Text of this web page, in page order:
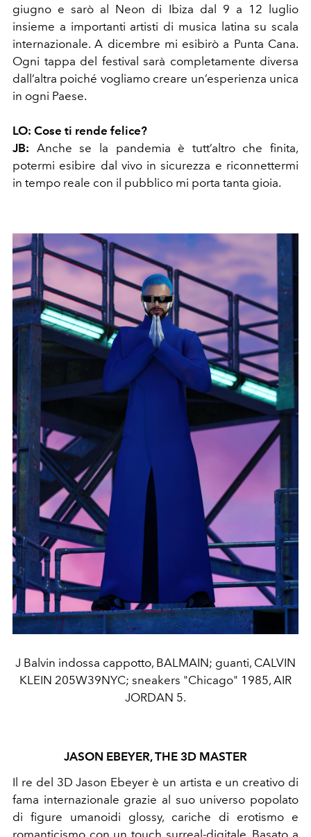
giugno e sarò al Neon di Ibiza dal 9 a 12 luglio
insieme a importanti artisti di musica latina su scala
internazionale. A dicembre mi esibirò a Punta Cana.
Ogni tappa del festival sarà completamente diversa
dall’altra poiché vogliamo creare un’esperienza unica
in ogni Paese.
LO: Cose ti rende felice?
JB: Anche se la pandemia è tutt’altro che finita,
potermi esibire dal vivo in sicurezza e riconnettermi
in tempo reale con il pubblico mi porta tanta gioia.
J Balvin indossa cappotto, BALMAIN; guanti, CALVIN
KLEIN 205W39NYC; sneakers "Chicago" 1985, AIR
JORDAN 5.
JASON EBEYER, THE 3D MASTER
Il re del 3D Jason Ebeyer è un artista e un creativo di
fama internazionale grazie al suo universo popolato
di figure umanoidi glossy, cariche di erotismo e